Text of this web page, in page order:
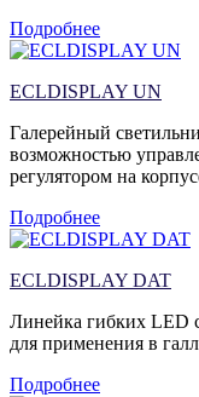
Подробнее
ECLDISPLAY UN
Галерейный
возможностью
регулятором на
Подробнее
ECLDISPLAY DAT
Линейка гибких LED
для применения в
Подробнее